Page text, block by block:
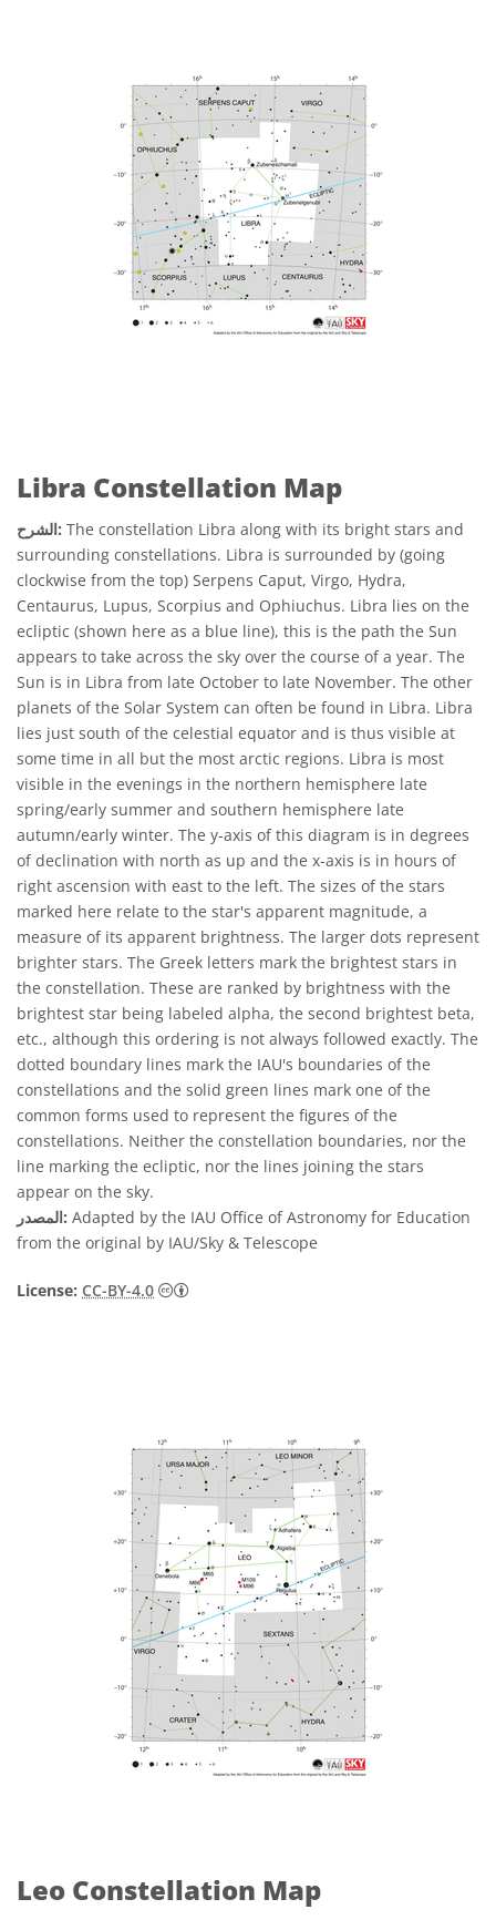
Libra Constellation Map
الشرح: The constellation Libra along with its bright stars and
surrounding constellations. Libra is surrounded by (going
clockwise from the top) Serpens Caput, Virgo, Hydra,
Centaurus, Lupus, Scorpius and Ophiuchus. Libra lies on the
ecliptic (shown here as a blue line), this is the path the Sun
appears to take across the sky over the course of a year. The
Sun is in Libra from late October to late November. The other
planets of the Solar System can often be found in Libra. Libra
lies just south of the celestial equator and is thus visible at
some time in all but the most arctic regions. Libra is most
visible in the evenings in the northern hemisphere late
spring/early summer and southern hemisphere late
autumn/early winter. The y-axis of this diagram is in degrees
of declination with north as up and the x-axis is in hours of
right ascension with east to the left. The sizes of the stars
marked here relate to the star's apparent magnitude, a
measure of its apparent brightness. The larger dots represent
brighter stars. The Greek letters mark the brightest stars in
the constellation. These are ranked by brightness with the
brightest star being labeled alpha, the second brightest beta,
etc., although this ordering is not always followed exactly. The
dotted boundary lines mark the IAU's boundaries of the
constellations and the solid green lines mark one of the
common forms used to represent the figures of the
constellations. Neither the constellation boundaries, nor the
line marking the ecliptic, nor the lines joining the stars
appear on the sky.
المصدر: Adapted by the IAU Office of Astronomy for Education
from the original by IAU/Sky & Telescope
License: CC-BY-4.0
Leo Constellation Map